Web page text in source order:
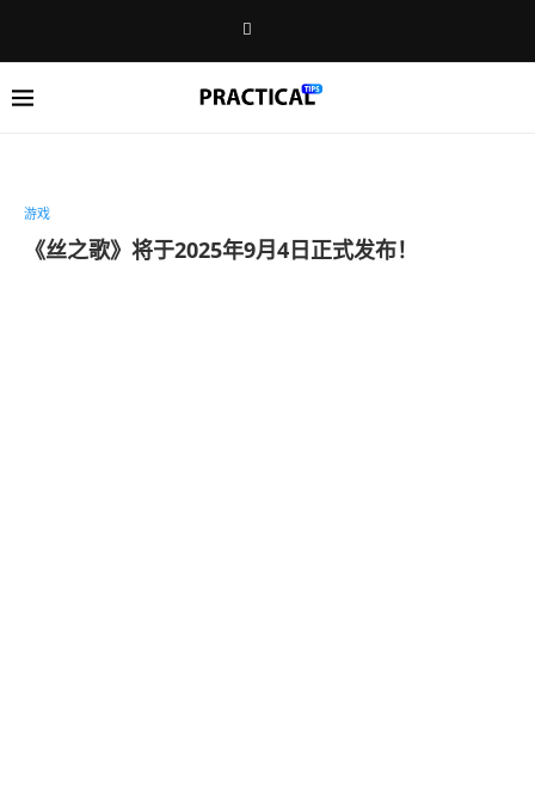
游戏
《丝之歌》将于2025年9月4日正式发布！